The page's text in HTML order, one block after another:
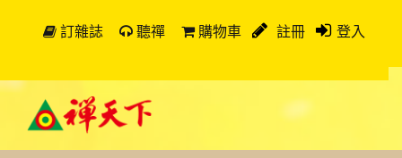
訂雜誌 聽禪 購物車 註冊 登入